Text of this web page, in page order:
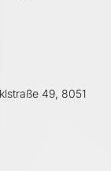
49, 8051